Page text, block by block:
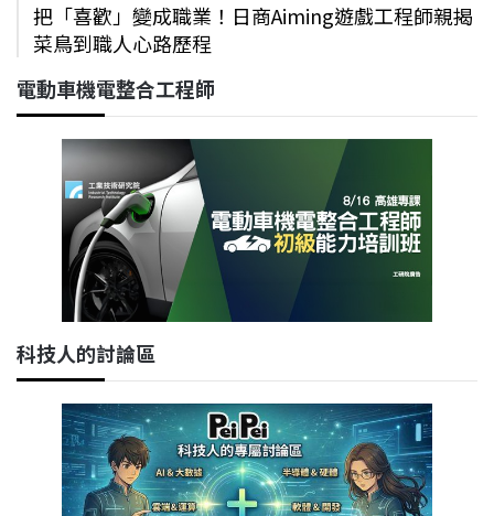
把「喜歡」變成職業！日商Aiming遊戲工程師親揭
菜鳥到職人心路歷程
電動車機電整合工程師
科技人的討論區